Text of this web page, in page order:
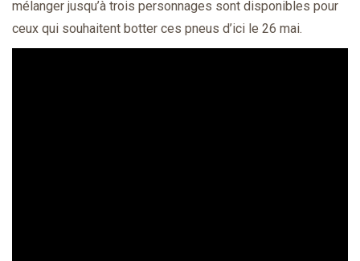
mélanger jusqu’à trois personnages sont disponibles pour
ceux qui souhaitent botter ces pneus d’ici le 26 mai.